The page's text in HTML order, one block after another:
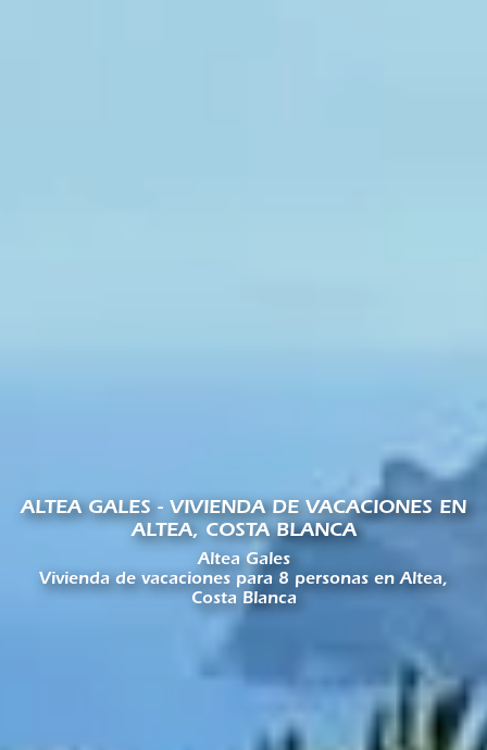
ALTEA GALES - VIVIENDA DE VACACIONES EN
ALTEA, COSTA BLANCA
Altea Gales
Vivienda de vacaciones para 8 personas en Altea,
Costa Blanca